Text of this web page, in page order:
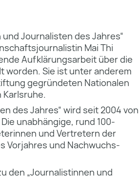
Journalisten des Jahres“
Mai Thi
Aufklärungsarbeit über die
worden. Sie ist unter anderem
gegründeten Nationalen
des Jahres“ wird seit 2004 von
unabhängige, rund 100-
und Vertretern der
Vorjahres und Nachwuchs-
den „Journalistinnen und